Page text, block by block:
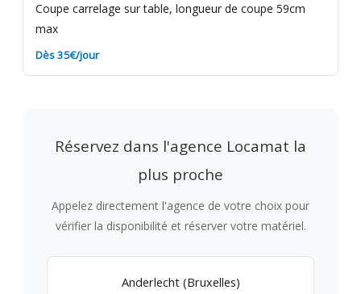
Coupe carrelage sur table, longueur de coupe 59cm
max
Dès 35€/jour
Réservez dans l'agence Locamat la
plus proche
Appelez directement l'agence de votre choix pour
vérifier la disponibilité et réserver votre matériel.
Anderlecht (Bruxelles)